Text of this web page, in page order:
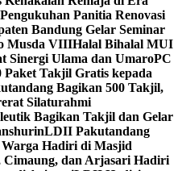
Panitia Renovasi
Bandung Gelar Seminar
Musda VIIIHalal Bihalal MUI
Sinergi Ulama dan UmaroPC
Takjil Gratis kepada
Bagikan 500 Takjil,
Silaturahmi
Bagikan Takjil dan Gelar
LDII Pakutandang
Warga Hadiri di Masjid
dan Arjasari Hadiri